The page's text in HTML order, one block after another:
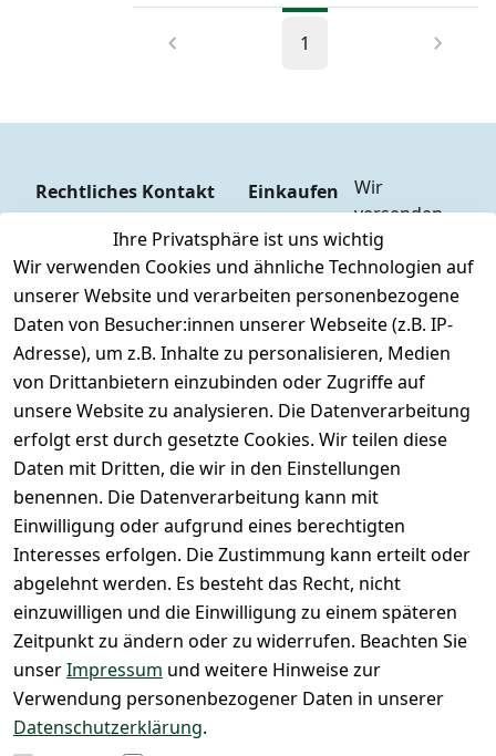
1
Ihre Privatsphäre ist uns wichtig
Wir verwenden Cookies und ähnliche Technologien auf
unserer Website und verarbeiten personenbezogene
Daten von Besucher:innen unserer Webseite (z.B. IP-
Adresse), um z.B. Inhalte zu personalisieren, Medien
von Drittanbietern einzubinden oder Zugriffe auf
unsere Website zu analysieren. Die Datenverarbeitung
erfolgt erst durch gesetzte Cookies. Wir teilen diese
Daten mit Dritten, die wir in den Einstellungen
benennen. Die Datenverarbeitung kann mit
Einwilligung oder aufgrund eines berechtigten
Interesses erfolgen. Die Zustimmung kann erteilt oder
abgelehnt werden. Es besteht das Recht, nicht
einzuwilligen und die Einwilligung zu einem späteren
Zeitpunkt zu ändern oder zu widerrufen. Beachten Sie
unserImpressum und weitere Hinweise zur
Verwendung personenbezogener Daten in unserer
Datenschutzerklärung.
Rechtliches
Impressum
Datenschutze
rklärung
Widerrufsrec
ht
Kontakt
Registrieren
Einkaufen
arten
Versandk
osten
Hilfe
Batteriee
ntsorgun
g
Märklin
Insider
Club
Unser
Ladenges
Newslett
eranmeld
ung
Wir
versenden
mit
DHL
Zahlen Sie
bequem per
Vorkasse
Barzahlu
Abholung
PayPal /
Kreditkar
te